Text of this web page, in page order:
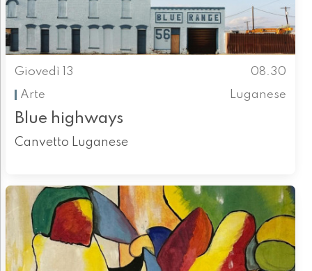
Giovedì 13
08.30
Arte
Luganese
Blue highways
Canvetto Luganese